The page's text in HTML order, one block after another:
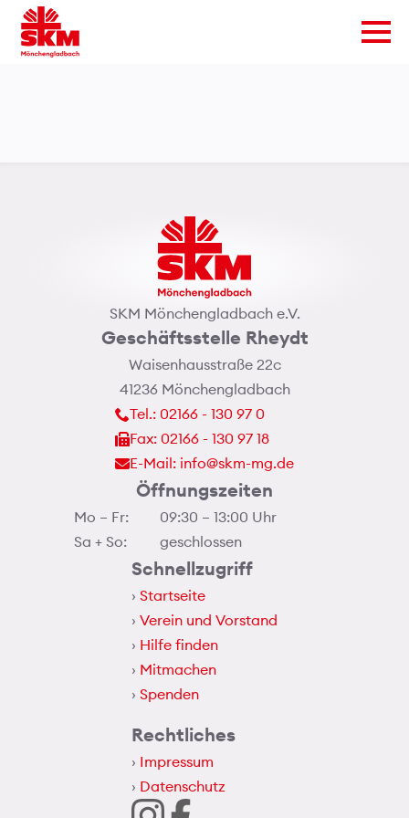
SKM Mönchengladbach e.V.
Geschäftsstelle Rheydt
Waisenhausstraße 22c
41236 Mönchengladbach
Tel.: 02166 - 130 97 0
Fax: 02166 - 130 97 18
E-Mail: info@skm-mg.de
Öffnungszeiten
Mo – Fr:
Sa + So:
09:30 – 13:00 Uhr
geschlossen
Schnellzugriff
Startseite
Verein und Vorstand
Hilfe finden
Mitmachen
Spenden
Rechtliches
Impressum
Datenschutz